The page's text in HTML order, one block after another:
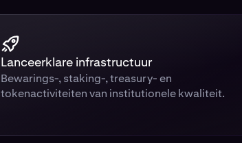
Lanceerklare infrastructuur
Bewarings-, staking-, treasury- en
tokenactiviteiten van institutionele kwaliteit.